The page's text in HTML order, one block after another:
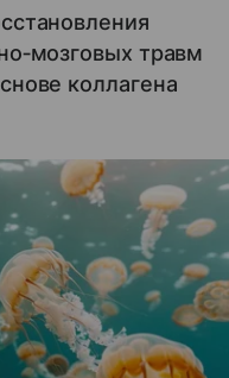
травм
коллагена